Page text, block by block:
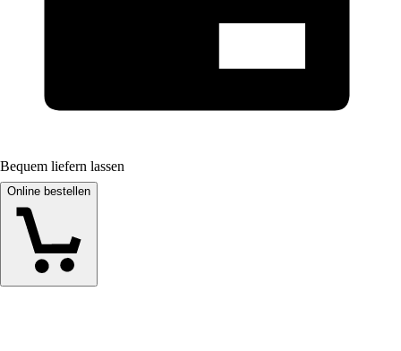
Bequem liefern lassen
Online bestellen